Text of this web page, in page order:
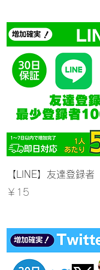
クイックビュー
【LINE】友達登録者
価格
￥15